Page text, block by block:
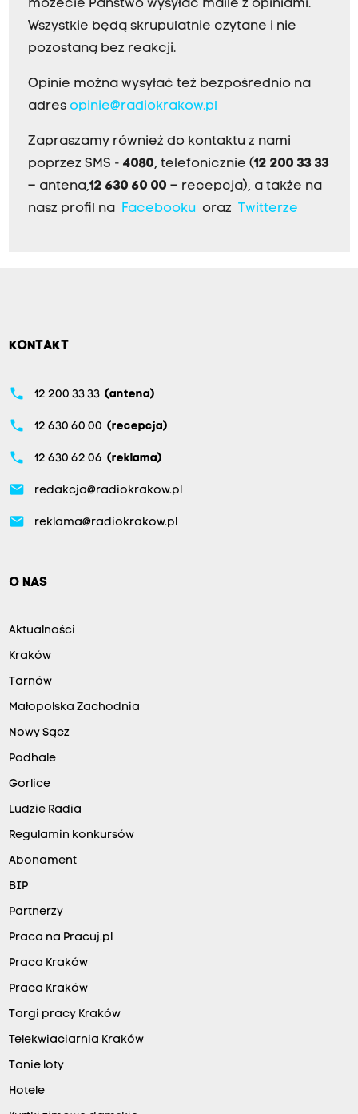
możecie Państwo wysyłać maile z opiniami.
Wszystkie będą skrupulatnie czytane i nie
pozostaną bez reakcji.
Opinie można wysyłać też bezpośrednio na
adres opinie@radiokrakow.pl
Zapraszamy również do kontaktu z nami
poprzez SMS - 4080, telefonicznie (12 200 33 33
– antena,12 630 60 00 – recepcja), a także na
nasz profil na Facebookuoraz Twitterze
KONTAKT
phone 12 200 33 33 (antena)
phone 12 630 60 00 (recepcja)
phone 12 630 62 06 (reklama)
email redakcja@radiokrakow.pl
email reklama@radiokrakow.pl
O NAS
Aktualności
Kraków
Tarnów
Małopolska Zachodnia
Nowy Sącz
Podhale
Gorlice
Ludzie Radia
Regulamin konkursów
Abonament
BIP
Partnerzy
Praca na Pracuj.pl
Praca Kraków
Praca Kraków
Targi pracy Kraków
Telekwiaciarnia Kraków
Tanie loty
Hotele